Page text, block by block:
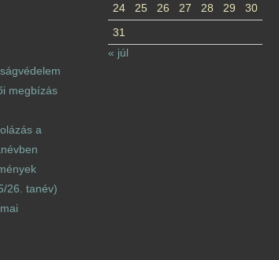
megbízás
a
26. tanév)
24
25 26 27 28 29
30
31
« júl